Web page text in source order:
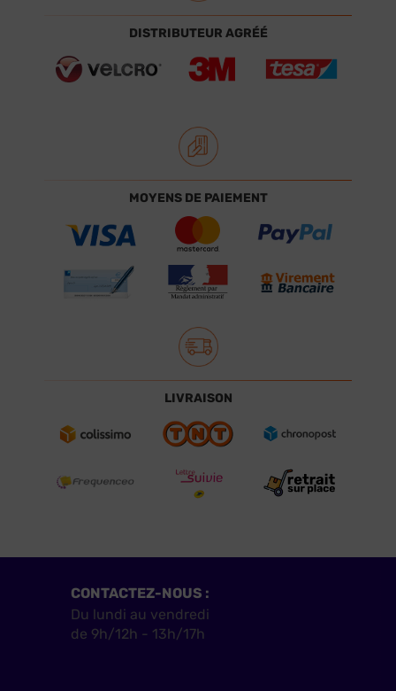
DISTRIBUTEUR AGRÉÉ
MOYENS DE PAIEMENT
LIVRAISON
CONTACTEZ-NOUS :
Du lundi au vendredi
de 9h/12h - 13h/17h